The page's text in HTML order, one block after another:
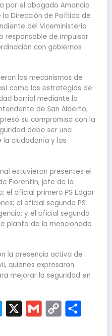
por el abogado Amancio
la Dirección de Política de
del Viceministerio
responsable de impulsar
con gobiernos
los mecanismos de
como las estrategias de
barrial mediante la
de San Alberto,
su compromiso con la
debe ser una
ciudadanía y las
estuvieron presentes el
Florentín, jefe de la
el oficial primero PS Edgar
el oficial segundo PS
y el oficial segundo
planta de la mencionada
la presencia activa de
quienes expresaron
mejorar la seguridad en
Twitter
X Gmail
Copy
Link